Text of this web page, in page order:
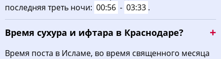
последняя треть ночи: 00:56 - 03:33 .
Время сухура и ифтара в Краснодаре?
Время поста в Исламе, во время священного месяца